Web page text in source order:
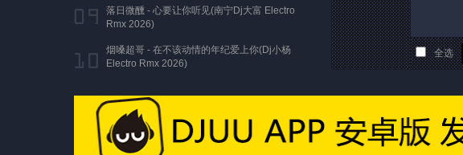
落日微醺 - 心要让你听见(南宁Dj大富 Electro
Rmx 2026)
烟嗓超哥 - 在不该动情的年纪爱上你(Dj小杨
Electro Rmx 2026)
全选